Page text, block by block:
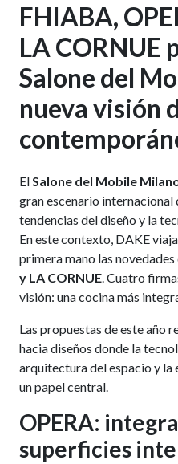
FHIABA,
LA CORNUE
Salone del
nueva visión
ElSalone del Mobile
gran escenario internacional
tendencias del diseño y la
En este contexto, DAKE
primera mano las novedades
y LA CORNUE. Cuatro
visión: una cocina más
Las propuestas de este año
hacia diseños donde la
arquitectura del espacio y la
un papel central.
OPERA:
superficies